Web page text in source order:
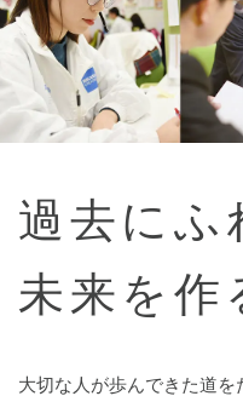
過去にふ
未来を作
大切な人が歩んできた道